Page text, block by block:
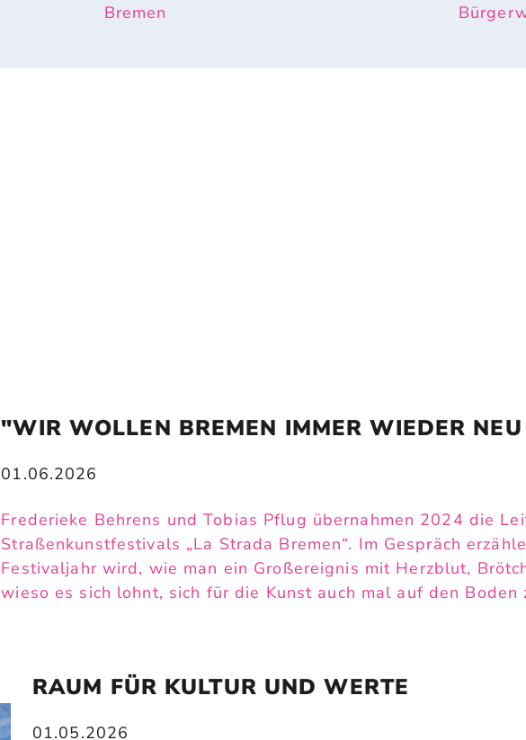
Bremen
"WIR WOLLEN BREMEN IMMER WIEDER
01.06.2026
Frederieke Behrens und Tobias Pflug übernahmen 2024 die
Straßenkunstfestivals „La Strada Bremen“. Im Gespräch
Festivaljahr wird, wie man ein Großereignis mit Herzblut,
wieso es sich lohnt, sich für die Kunst auch mal auf den Boden
RAUM FÜR KULTUR UND WERTE
01.05.2026